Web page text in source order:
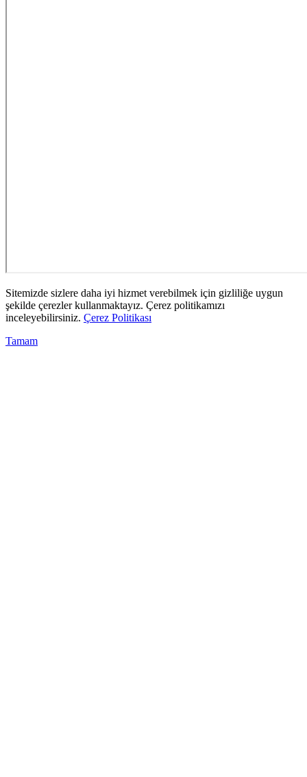
Sitemizde sizlere daha iyi hizmet verebilmek için gizliliğe uygun
şekilde çerezler kullanmaktayız. Çerez politikamızı
inceleyebilirsiniz. Çerez Politikası
Tamam